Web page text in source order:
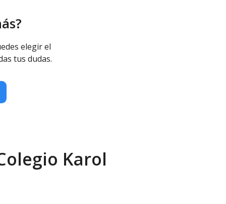
elegir el
tus dudas.
Karol